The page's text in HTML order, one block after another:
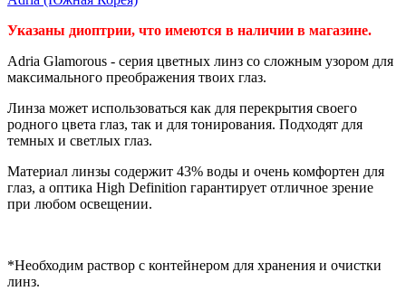
Указаны диоптрии, что имеются в наличии в магазине.
Adria Glamorous - серия цветных линз со сложным узором для
максимального преображения твоих глаз.
Линза может использоваться как для перекрытия своего
родного цвета глаз, так и для тонирования. Подходят для
темных и светлых глаз.
Материал линзы содержит 43% воды и очень комфортен для
глаз, а оптика High Definition гарантирует отличное зрение
при любом освещении.
*Необходим раствор с контейнером для хранения и очистки
линз.